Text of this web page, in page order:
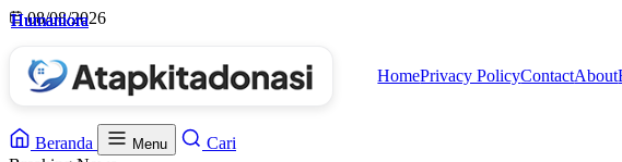
Skip
content
08/08/2026
HomePrivacy PolicyContactAbout
Beranda Menu
Cari
Humaniora
Humaniora
Humaniora
Humaniora